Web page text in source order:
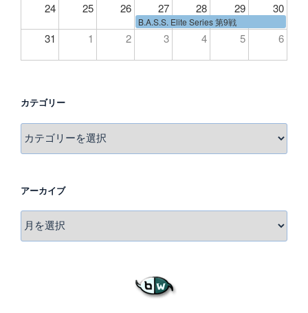
24 25 26 27 28 29 30
B.A.S.S. Elite Series 第9戦
31 1 2 3 4 5 6
カテゴリー
テ
ー
アーカイブ
ー